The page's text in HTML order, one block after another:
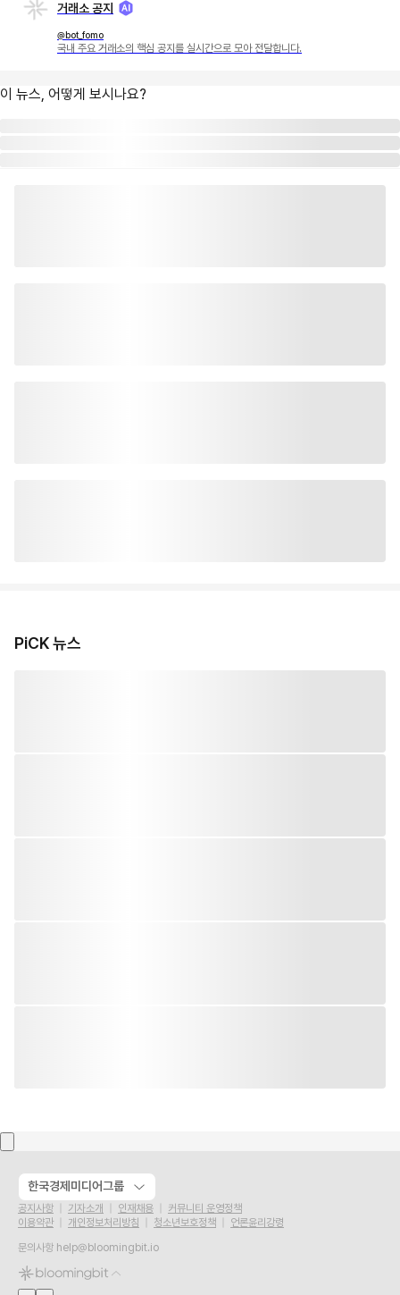
거래소 공지
@bot_fomo
국내 주요 거래소의 핵심 공지를 실시간으로 모아 전달합니다.
이 뉴스, 어떻게 보시나요?
PiCK 뉴스
한국경제미디어그룹
공지사항 기자소개 인재채용
커뮤니티 운영정책
이용약관
개인정보처리방침 청소년보호정책
언론윤리강령
문의사항 help@bloomingbit.io